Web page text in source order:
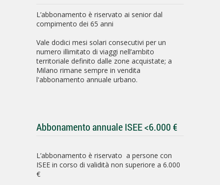
L’abbonamento è riservato ai senior dal
compimento dei 65 anni
Vale dodici mesi solari consecutivi per un
numero illimitato di viaggi nell’ambito
territoriale definito dalle zone acquistate; a
Milano rimane sempre in vendita
l'abbonamento annuale urbano.
Abbonamento annuale ISEE <6.000 €
L’abbonamento è riservato a persone con
ISEE in corso di validità non superiore a 6.000
€